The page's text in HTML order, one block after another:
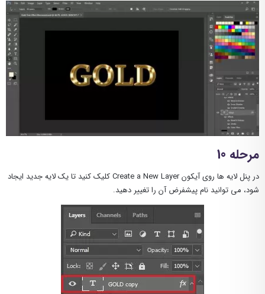
مرحله 10
در پنل لایه ها روی آیکون Create a New Layer کلیک کنید تا یک لایه جدید ایجاد
شود، می توانید نام پیشفرض آن را تغییر دهید.